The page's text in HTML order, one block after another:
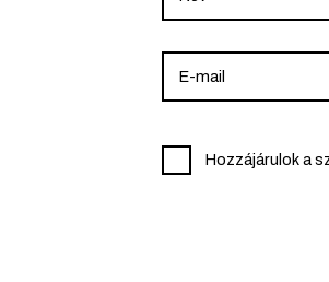
Hozzájárulok a